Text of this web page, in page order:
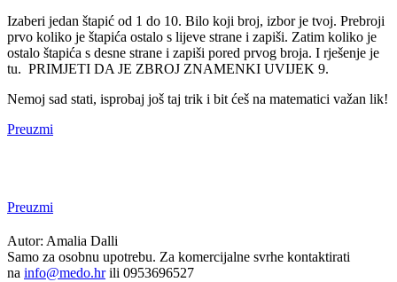
Izaberi jedan štapić od 1 do 10. Bilo koji broj, izbor je tvoj. Prebroji
prvo koliko je štapića ostalo s lijeve strane i zapiši. Zatim koliko je
ostalo štapića s desne strane i zapiši pored prvog broja. I rješenje je
tu. PRIMJETI DA JE ZBROJ ZNAMENKI UVIJEK 9.
Nemoj sad stati, isprobaj još taj trik i bit ćeš na matematici važan lik!
Preuzmi
Preuzmi
Autor: Amalia Dalli
Samo za osobnu upotrebu. Za komercijalne svrhe kontaktirati
na info@medo.hrili 0953696527